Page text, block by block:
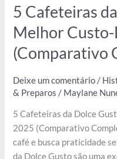
5 Cafeteiras
Melhor
(Comparativo
Deixe um comentário /
& Preparos / Maylane
5 Cafeteiras da Dolce
2025 (Comparativo
café e busca praticidade
da Dolce Gusto são uma
Completo)